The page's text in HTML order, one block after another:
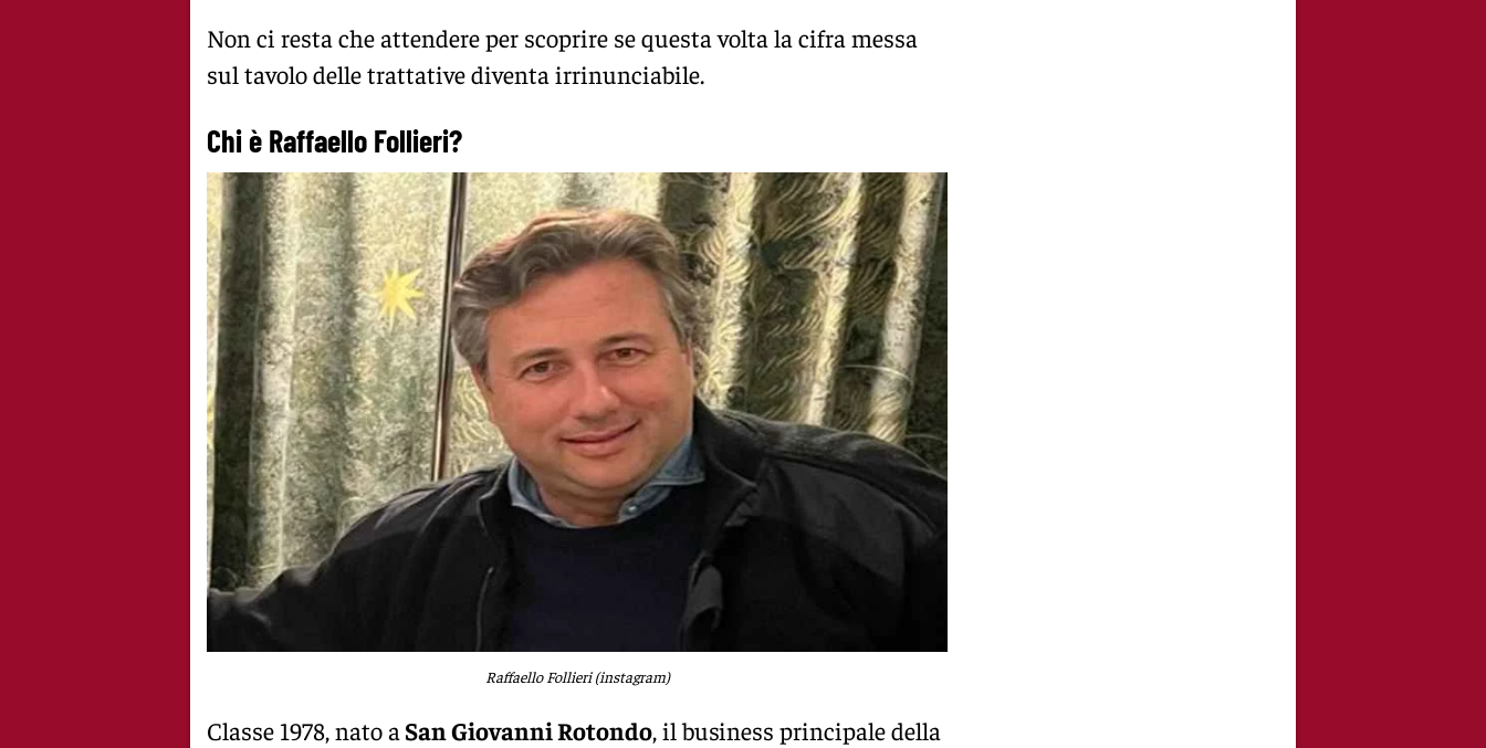
Non ci resta che attendere per scoprire se questa volta la cifra messa
sul tavolo delle trattative diventa irrinunciabile.
Chi è Raffaello Follieri?
Raffaello Follieri (instagram)
Classe 1978, nato a San Giovanni Rotondo, il business principale della